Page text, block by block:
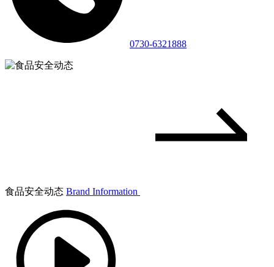
0730-6321888
食品安全动态 Brand Information